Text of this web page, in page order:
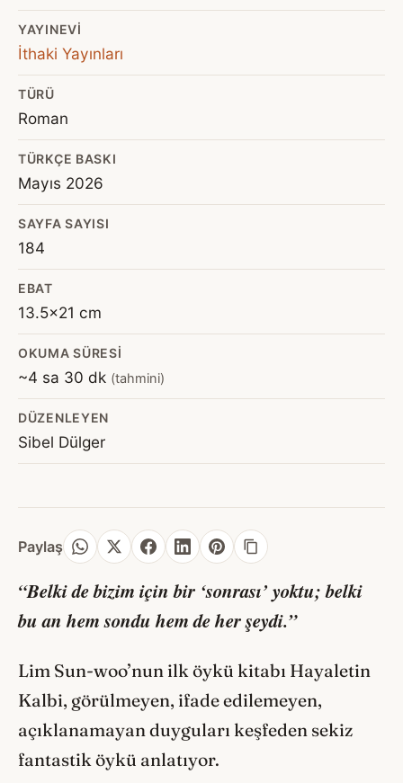
YAYINEVI
İthaki Yayınları
TÜRÜ
Roman
TÜRKÇE BASKI
Mayıs 2026
SAYFA SAYISI
184
EBAT
13.5x21 cm
OKUMA SÜRESI
~4 sa 30 dk (tahmini)
DÜZENLEYEN
Sibel Dülger
Paylaş
“Belki de bizim için bir ‘sonrası’ yoktu; belki
bu an hem sondu hem de her şeydi.”
Lim Sun-woo’nun ilk öykü kitabı Hayaletin
Kalbi, görülmeyen, ifade edilemeyen,
açıklanamayan duyguları keşfeden sekiz
fantastik öykü anlatıyor.